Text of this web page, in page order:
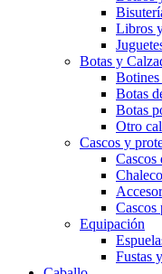
Libros
Botas y
Botas
Botas
Otro
Cascos y
Cascos
Cascos
Equipación
Fustas